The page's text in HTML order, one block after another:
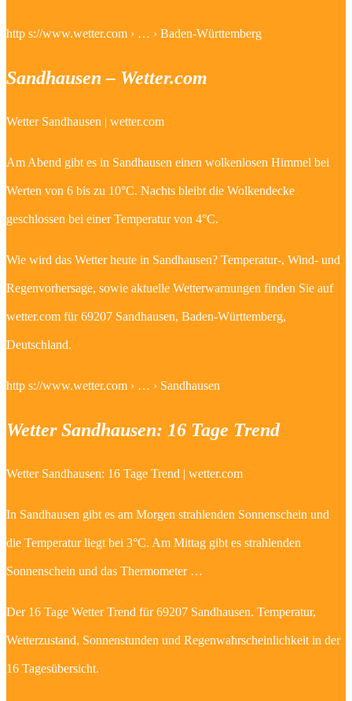
http s://www.wetter.com › … › Baden-Württemberg
Sandhausen – Wetter.com
Wetter Sandhausen | wetter.com
Am Abend gibt es in Sandhausen einen wolkenlosen Himmel bei
Werten von 6 bis zu 10°C. Nachts bleibt die Wolkendecke
geschlossen bei einer Temperatur von 4°C.
Wie wird das Wetter heute in Sandhausen? Temperatur-, Wind- und
Regenvorhersage, sowie aktuelle Wetterwarnungen finden Sie auf
wetter.com für 69207 Sandhausen, Baden-Württemberg,
Deutschland.
http s://www.wetter.com › … › Sandhausen
Wetter Sandhausen: 16 Tage Trend
Wetter Sandhausen: 16 Tage Trend | wetter.com
In Sandhausen gibt es am Morgen strahlenden Sonnenschein und
die Temperatur liegt bei 3°C. Am Mittag gibt es strahlenden
Sonnenschein und das Thermometer …
Der 16 Tage Wetter Trend für 69207 Sandhausen. Temperatur,
Wetterzustand, Sonnenstunden und Regenwahrscheinlichkeit in der
16 Tagesübersicht.